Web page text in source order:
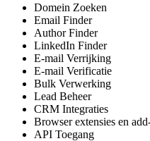
Domein Zoeken
Email Finder
Author Finder
LinkedIn Finder
E-mail Verrijking
E-mail Verificatie
Bulk Verwerking
Lead Beheer
CRM Integraties
Browser extensies en
API Toegang